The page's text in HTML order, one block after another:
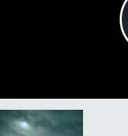
Βρες